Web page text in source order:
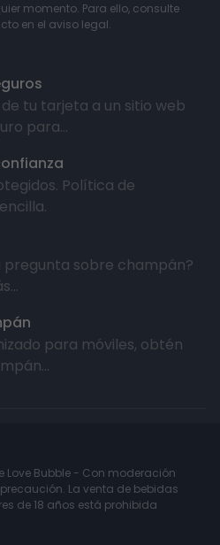
momento. Para ello, consulte
en el aviso legal.
tu tarjeta a un sitio web
para...
Política de
pregunta sobre champán?
para móviles, obtén
Love Bubble - Con moderación
La venta de bebidas
de 18 años está prohibida